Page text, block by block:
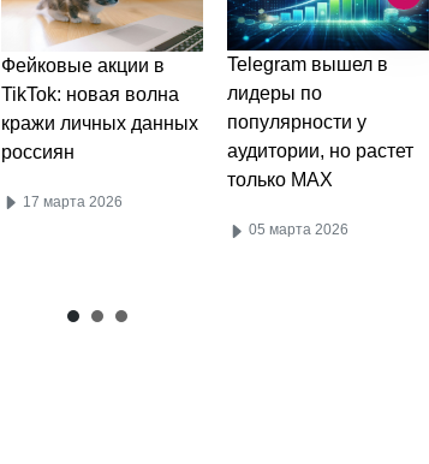
Фейковые акции в
TikTok: новая волна
кражи личных данных
россиян
17 марта 2026
Telegram вышел в
лидеры по
популярности у
аудитории, но растет
только MAX
05 марта 2026